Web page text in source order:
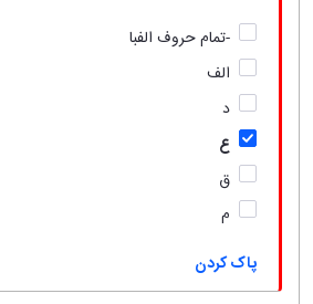
-تمام حروف الفبا
الف
د
ع
ق
م
پاک کردن